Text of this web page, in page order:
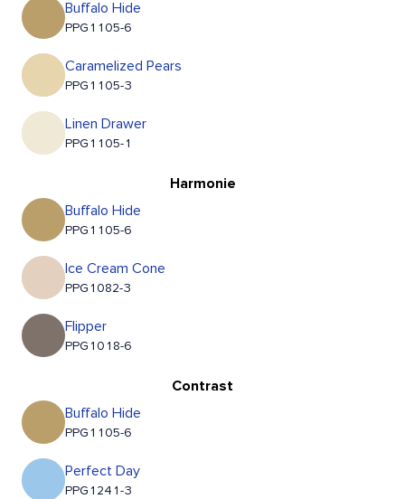
Buffalo Hide
PPG1105-6
Caramelized Pears
PPG1105-3
Linen Drawer
PPG1105-1
Harmonie
Buffalo Hide
PPG1105-6
Ice Cream Cone
PPG1082-3
Flipper
PPG1018-6
Contrast
Buffalo Hide
PPG1105-6
Perfect Day
PPG1241-3